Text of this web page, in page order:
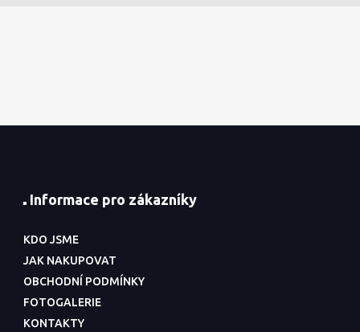
Informace pro zákazníky
KDO JSME
JAK NAKUPOVAT
OBCHODNÍ PODMÍNKY
FOTOGALERIE
KONTAKTY